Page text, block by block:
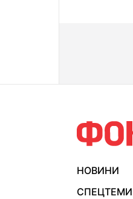
НОВИНИ
СПЕЦТЕМИ